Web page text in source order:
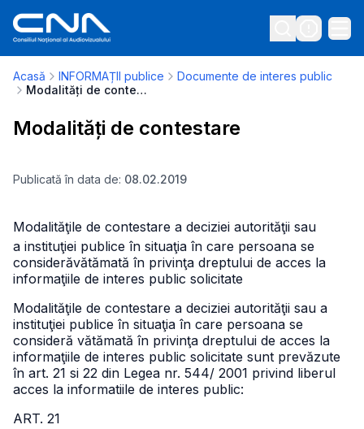
Acasă INFORMAȚII publice
Documente de interes public
Modalități de contestare
Modalități de contestare
Publicată în data de: 08.02.2019
Modalităţile de contestare a deciziei autorităţii sau
a instituţiei publice în situaţia în care persoana se
considerăvătămată în privinţa dreptului de acces la
informaţiile de interes public solicitate
Modalităţile de contestare a deciziei autorităţii sau a
instituţiei publice în situaţia în care persoana se
consideră vătămată în privinţa dreptului de acces la
informaţiile de interes public solicitate sunt prevăzute
în art. 21 si 22 din Legea nr. 544/ 2001 privind liberul
acces la informatiile de interes public:
ART. 21